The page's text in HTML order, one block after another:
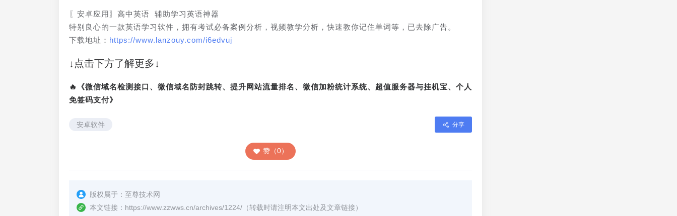
〖安卓应用〗高中英语 辅助学习英语神器
特别良心的一款英语学习软件，拥有考试必备案例分析，视频教学分析，快速教你记住单词等，已去除广告。
下载地址： https://www.lanzouy.com/i6edvuj
↓点击下方了解更多↓
🔥《微信域名检测接口、微信域名防封跳转、提升网站流量排名、微信加粉统计系统、超值服务器与挂机宝、个人
免签码支付》
安卓软件 分享
赞（0）
版权属于： 至尊技术网
本文链接： https://www.zzwws.cn/archives/1224/ （转载时请注明本文出处及文章链接）